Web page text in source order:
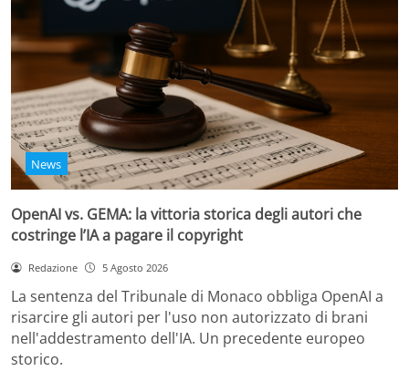
News
OpenAI vs. GEMA: la vittoria storica degli autori che
costringe l’IA a pagare il copyright
Redazione 5 Agosto 2026
La sentenza del Tribunale di Monaco obbliga OpenAI a
risarcire gli autori per l'uso non autorizzato di brani
nell'addestramento dell'IA. Un precedente europeo
storico.